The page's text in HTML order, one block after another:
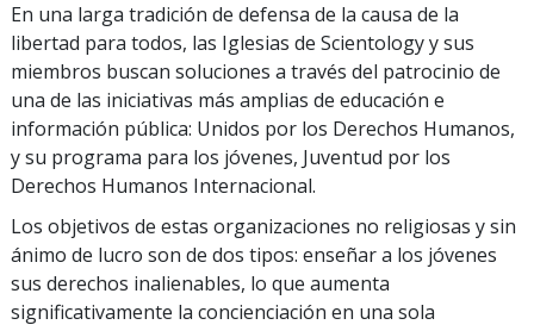
En una larga tradición de defensa de la causa de la
libertad para todos, las Iglesias de Scientology y sus
miembros buscan soluciones a través del patrocinio de
una de las iniciativas más amplias de educación e
información pública: Unidos por los Derechos Humanos,
y su programa para los jóvenes, Juventud por los
Derechos Humanos Internacional.
Los objetivos de estas organizaciones no religiosas y sin
ánimo de lucro son de dos tipos: enseñar a los jóvenes
sus derechos inalienables, lo que aumenta
significativamente la concienciación en una sola